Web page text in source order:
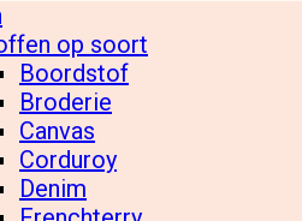
op soort
Boordstof
Broderie
Canvas
Corduroy
Denim